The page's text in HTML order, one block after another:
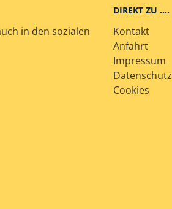
in den sozialen
DIREKT ZU ….
Kontakt
Anfahrt
Impressum
Datenschutz
Cookies